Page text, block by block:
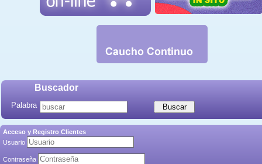
Buscador
Palabra
Acceso y Registro Clientes
Usuario
Contraseña